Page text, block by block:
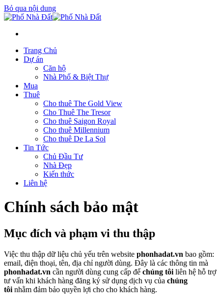
Bỏ qua nội dung
Trang Chủ
Dự án
Căn hộ
Nhà Phố & Biệt Thự
Mua
Thuê
Cho thuê The Gold View
Cho Thuê The Tresor
Cho thuê Saigon Royal
Cho thuê Millennium
Cho thuê De La Sol
Tin Tức
Chủ Đầu Tư
Nhà Đẹp
Kiến thức
Liên hệ
Chính sách bảo mật
Mục đích và phạm vi thu thập
Việc thu thập dữ liệu chủ yếu trên website phonhadat.vn bao gồm:
email, điện thoại, tên, địa chỉ người dùng. Đây là các thông tin mà
phonhadat.vn cần người dùng cung cấp để chúng tôi liên hệ hỗ trợ
tư vấn khi khách hàng đăng ký sử dụng dịch vụ của chúng
tôi nhằm đảm bảo quyền lợi cho cho khách hàng.